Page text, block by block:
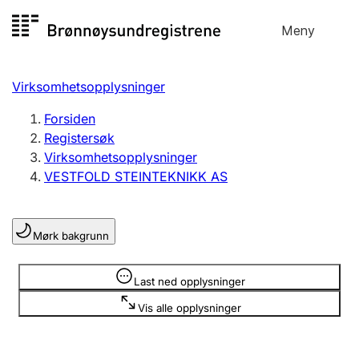
til
Meny
Registersøk
Aksjeselskap
Enkeltpersonforetak
Registrere, endre, slette
Lag og forening
Registrere, endre, slette
Virksomhetsopplysninger
Forsiden
Registersøk
Virksomhetsopplysninger
VESTFOLD STEINTEKNIKK AS
Mørk bakgrunn
Last ned opplysninger
Vis alle opplysninger
Opplysninger er skjult